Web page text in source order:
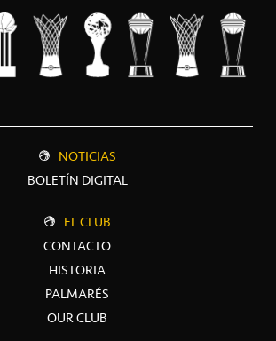
NOTICIAS
BOLETÍN DIGITAL
EL CLUB
CONTACTO
HISTORIA
PALMARÉS
OUR CLUB